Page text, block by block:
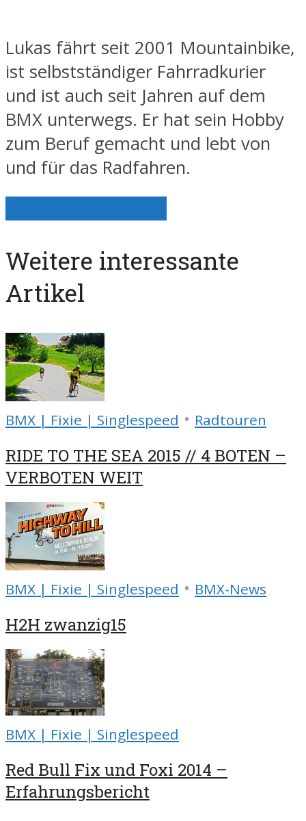
Lukas fährt seit 2001 Mountainbike,
ist selbstständiger Fahrradkurier
und ist auch seit Jahren auf dem
BMX unterwegs. Er hat sein Hobby
zum Beruf gemacht und lebt von
und für das Radfahren.
Weitere interessante
Artikel
BMX | Fixie | Singlespeed • Radtouren
RIDE TO THE SEA 2015 // 4 BOTEN –
VERBOTEN WEIT
BMX | Fixie | Singlespeed • BMX-News
H2H zwanzig15
BMX | Fixie | Singlespeed
Red Bull Fix und Foxi 2014 –
Erfahrungsbericht